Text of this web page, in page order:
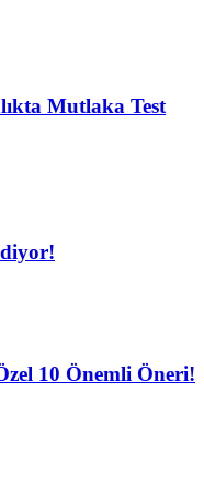
Mutlaka Test
10 Önemli Öneri!